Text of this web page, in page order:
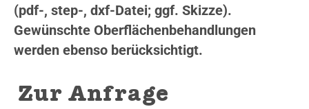
(pdf-, step-, dxf-Datei; ggf. Skizze).
Gewünschte Oberflächenbehandlungen
werden ebenso berücksichtigt.
Zur Anfrage